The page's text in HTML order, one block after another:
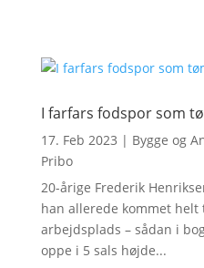
I farfars fodspor som
17. Feb 2023 | Bygge og
Pribo
20-årige Frederik
han allerede kommet helt
arbejdsplads – sådan i
oppe i 5 sals højde...